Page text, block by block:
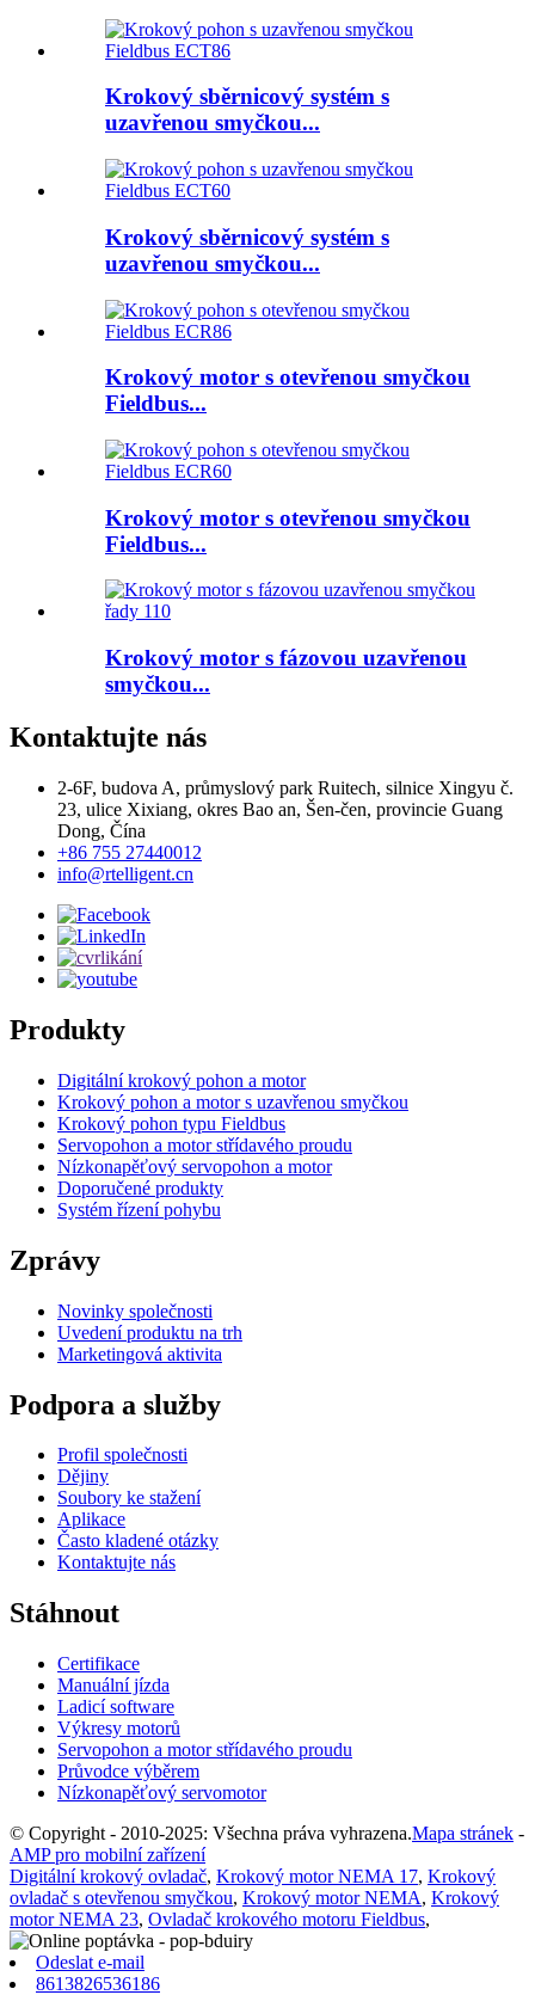
Krokový sběrnicový systém s
uzavřenou smyčkou...
Krokový sběrnicový systém s
uzavřenou smyčkou...
Krokový motor s otevřenou smyčkou
Fieldbus...
Krokový motor s otevřenou smyčkou
Fieldbus...
Krokový motor s fázovou uzavřenou
smyčkou...
Kontaktujte nás
2-6F, budova A, průmyslový park Ruitech, silnice Xingyu č.
23, ulice Xixiang, okres Bao an, Šen-čen, provincie Guang
Dong, Čína
+86 755 27440012
info@rtelligent.cn
Produkty
Digitální krokový pohon a motor
Krokový pohon a motor s uzavřenou smyčkou
Krokový pohon typu Fieldbus
Servopohon a motor střídavého proudu
Nízkonapěťový servopohon a motor
Doporučené produkty
Systém řízení pohybu
Zprávy
Novinky společnosti
Uvedení produktu na trh
Marketingová aktivita
Podpora a služby
Profil společnosti
Dějiny
Soubory ke stažení
Aplikace
Často kladené otázky
Kontaktujte nás
Stáhnout
Certifikace
Manuální jízda
Ladicí software
Výkresy motorů
Servopohon a motor střídavého proudu
Průvodce výběrem
Nízkonapěťový servomotor
© Copyright - 2010-2025: Všechna práva vyhrazena.Mapa stránek -
AMP pro mobilní zařízení
Digitální krokový ovladač, Krokový motor NEMA 17, Krokový
ovladač s otevřenou smyčkou, Krokový motor NEMA, Krokový
motor NEMA 23, Ovladač krokového motoru Fieldbus,
Odeslat e-mail
8613826536186